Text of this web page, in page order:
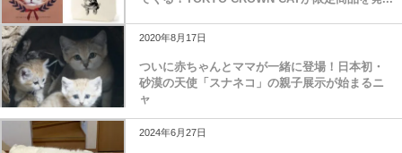
2020年8月17日
ついに赤ちゃんとママが一緒に登場！日本初・
砂漠の天使「スナネコ」の親子展示が始まるニ
ャ
2024年6月27日